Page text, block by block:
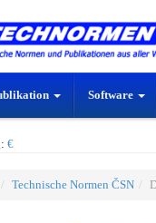
Software
€
Technische Normen ČSN